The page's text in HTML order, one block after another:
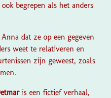
begrepen als het anders
dat ze op een gegeven
weet te relativeren en
zijn geweest, zoals
is een fictief verhaal,